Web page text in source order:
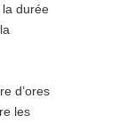
la durée
d’ores
les